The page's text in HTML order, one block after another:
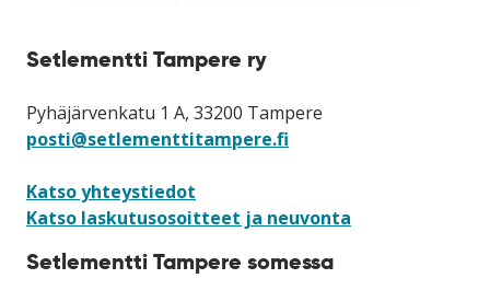
Setlementti Tampere ry
Pyhäjärvenkatu 1 A, 33200 Tampere
posti@setlementtitampere.fi
Katso yhteystiedot
Katso laskutusosoitteet ja neuvonta
Setlementti Tampere somessa